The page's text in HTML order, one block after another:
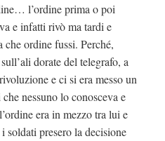
l’ordine prima o poi
e infatti rivò ma tardi e
che ordine fussi. Perché,
dorate del telegrafo, a
e ci si era messo un
nessuno lo conosceva e
era in mezzo tra lui e
presero la decisione